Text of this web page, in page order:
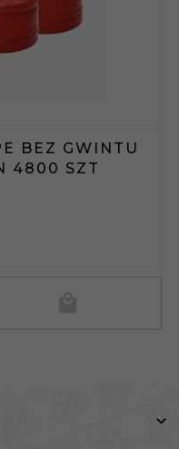
BEZ GWINTU
4800 SZT